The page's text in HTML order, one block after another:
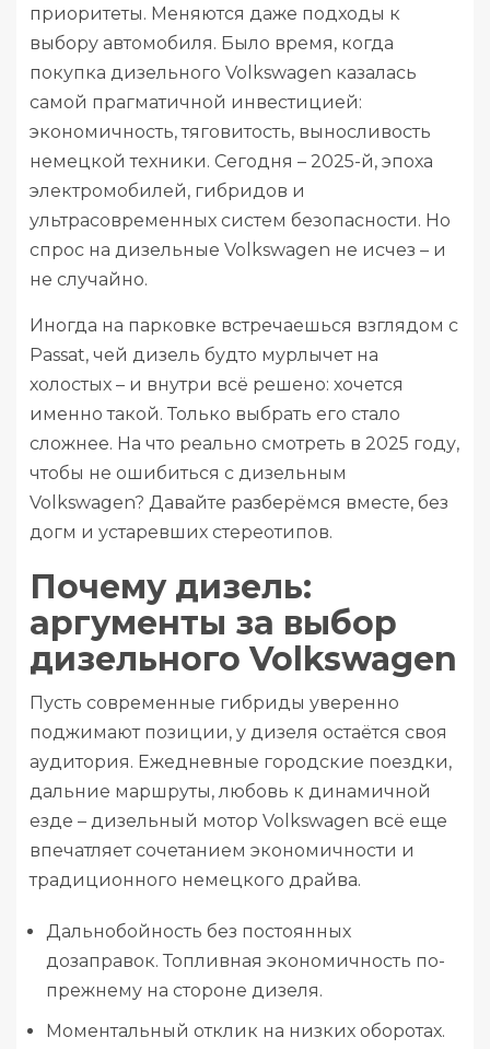
приоритеты. Меняются даже подходы к
выбору автомобиля. Было время, когда
покупка дизельного Volkswagen казалась
самой прагматичной инвестицией:
экономичность, тяговитость, выносливость
немецкой техники. Сегодня – 2025-й, эпоха
электромобилей, гибридов и
ультрасовременных систем безопасности. Но
спрос на дизельные Volkswagen не исчез – и
не случайно.
Иногда на парковке встречаешься взглядом с
Passat, чей дизель будто мурлычет на
холостых – и внутри всё решено: хочется
именно такой. Только выбрать его стало
сложнее. На что реально смотреть в 2025 году,
чтобы не ошибиться с дизельным
Volkswagen? Давайте разберёмся вместе, без
догм и устаревших стереотипов.
Почему дизель:
аргументы за выбор
дизельного Volkswagen
Пусть современные гибриды уверенно
поджимают позиции, у дизеля остаётся своя
аудитория. Ежедневные городские поездки,
дальние маршруты, любовь к динамичной
езде – дизельный мотор Volkswagen всё еще
впечатляет сочетанием экономичности и
традиционного немецкого драйва.
Дальнобойность без постоянных
дозаправок. Топливная экономичность по-
прежнему на стороне дизеля.
Моментальный отклик на низких оборотах.